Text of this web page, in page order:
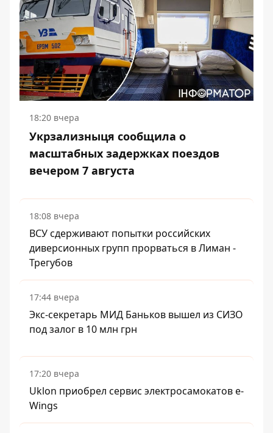
18:20 вчера
Укрзализныця сообщила о
масштабных задержках поездов
вечером 7 августа
18:08 вчера
ВСУ сдерживают попытки российских
диверсионных групп прорваться в Лиман -
Трегубов
17:44 вчера
Экс-секретарь МИД Баньков вышел из СИЗО
под залог в 10 млн грн
17:20 вчера
Uklon приобрел сервис электросамокатов e-
Wings